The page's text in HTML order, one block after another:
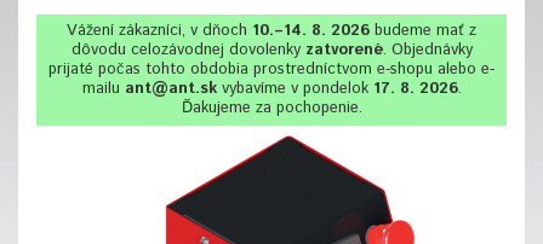
Vážení zákazníci, v dňoch 10.–14. 8. 2026 budeme mať z
dôvodu celozávodnej dovolenkyzatvorené. Objednávky
prijaté počas tohto obdobia prostredníctvom e-shopu alebo e-
mailu ant@ant.skvybavíme v pondelok 17. 8. 2026.
Ďakujeme za pochopenie.